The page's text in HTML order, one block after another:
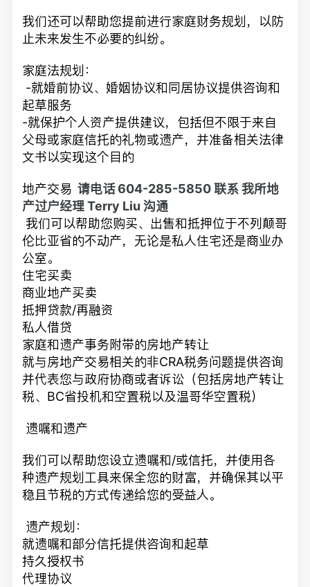
我们还可以帮助您提前进行家庭财务规划，以防
止未来发生不必要的纠纷。
家庭法规划：
-就婚前协议、婚姻协议和同居协议提供咨询和
起草服务
-就保护个人资产提供建议，包括但不限于来自
父母或家庭信托的礼物或遗产，并准备相关法律
文书以实现这个目的
地产交易 请电话 604-285-5850 联系 我所地
产过户经理 Terry Liu 沟通
我们可以帮助您购买、出售和抵押位于不列颠哥
伦比亚省的不动产，无论是私人住宅还是商业办
公室。
住宅买卖
商业地产买卖
抵押贷款/再融资
私人借贷
家庭和遗产事务附带的房地产转让
就与房地产交易相关的非CRA税务问题提供咨询
并代表您与政府协商或者诉讼（包括房地产转让
税、BC省投机和空置税以及温哥华空置税）
遗嘱和遗产
我们可以帮助您设立遗嘱和/或信托，并使用各
种遗产规划工具来保全您的财富，并确保其以平
稳且节税的方式传递给您的受益人。
遗产规划：
就遗嘱和部分信托提供咨询和起草
持久授权书
代理协议